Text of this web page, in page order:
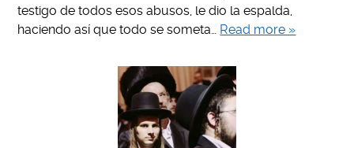
testigo de todos esos abusos, le dio la espalda,
haciendo así que todo se someta… Read more »